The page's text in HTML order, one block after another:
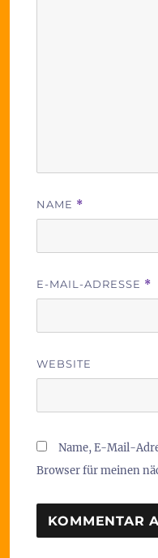
NAME *
E-MAIL-ADRESSE *
WEBSITE
Name, E-Mail-
Browser für meinen